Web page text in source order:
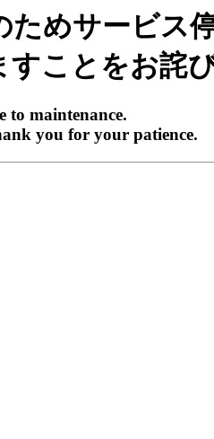
めサービス停
ことをお詫
to maintenance.
you for your patience.